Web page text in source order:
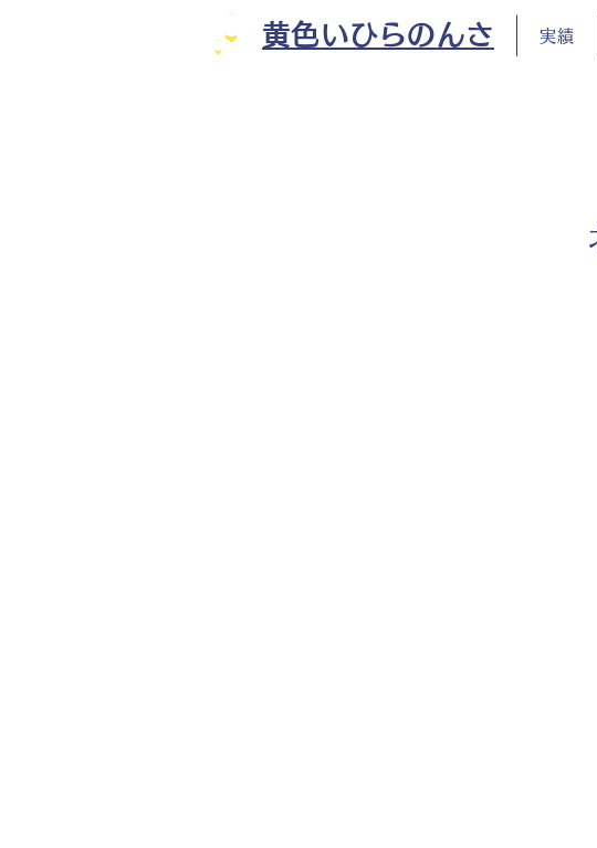
黄色いひらのんさ 実績